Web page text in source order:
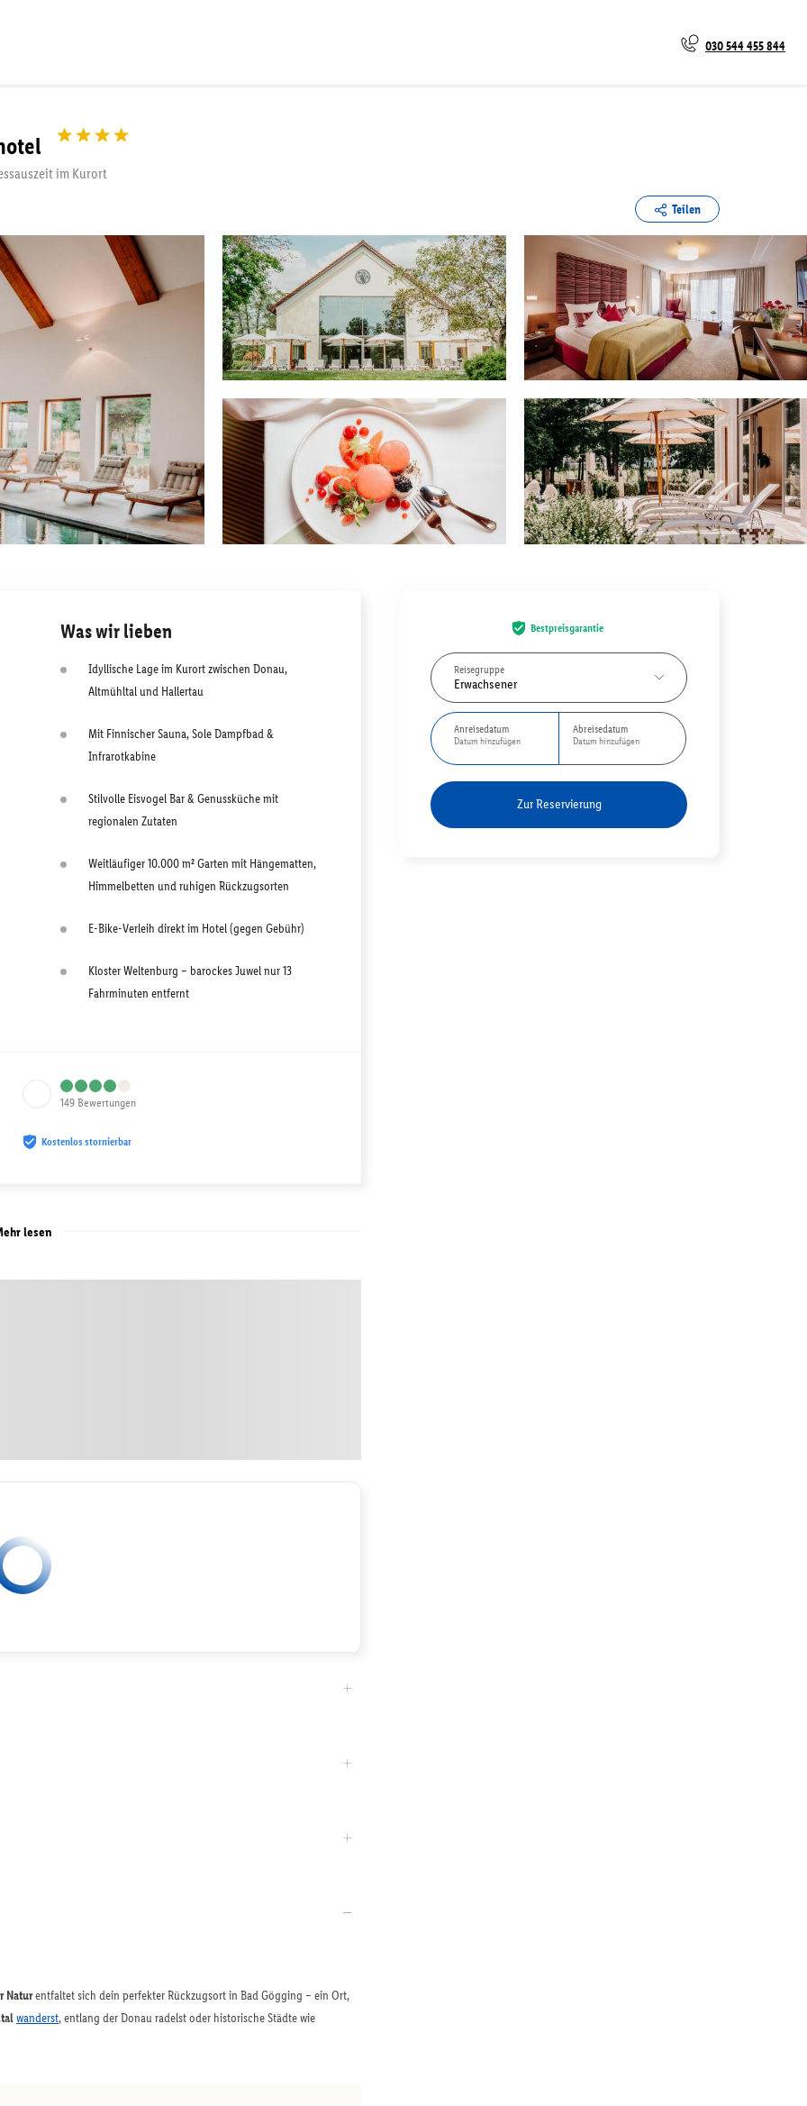
030 544 455 844
im Kurort
Teilen
Bestpreisgarantie
Reisegruppe
Erwachsener
Anreisedatum
Datum hinzufügen
Abreisedatum
Datum hinzufügen
Zur Reservierung
Was wir lieben
Idyllische Lage im Kurort zwischen Donau,
Altmühltal und Hallertau
Mit Finnischer Sauna, Sole Dampfbad &
Infrarotkabine
Stilvolle Eisvogel Bar & Genussküche mit
regionalen Zutaten
Weitläufiger 10.000 m² Garten mit Hängematten,
Himmelbetten und ruhigen Rückzugsorten
E-Bike-Verleih direkt im Hotel (gegen Gebühr)
Kloster Weltenburg – barockes Juwel nur 13
Fahrminuten entfernt
149 Bewertungen
Kostenlos stornierbar
lesen
Naturentfaltet sich dein perfekter Rückzugsort in Bad Gögging – ein Ort,
wanderst, entlang der Donau radelst oder historische Städte wie